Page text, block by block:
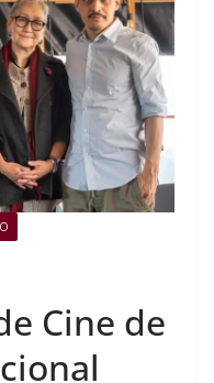
Cine de